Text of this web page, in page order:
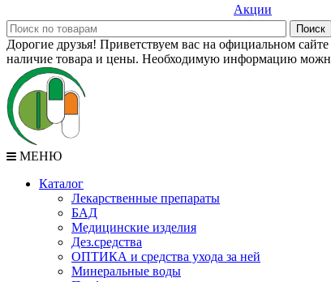
Акции
Дорогие друзья! Приветствуем вас на официальном
наличие товара и цены. Необходимую информацию
МЕНЮ
Каталог
Лекарственные препараты
БАД
Медицинские изделия
Дез.средства
ОПТИКА и средства ухода за ней
Минеральные воды